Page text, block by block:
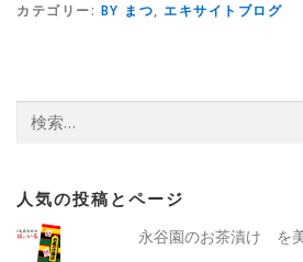
カテゴリー: BY まつ, エキサイトブログ
索:
人気の投稿とページ
永谷園のお茶漬け を